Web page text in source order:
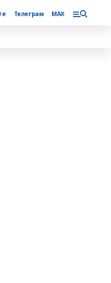
Телеграм MAX